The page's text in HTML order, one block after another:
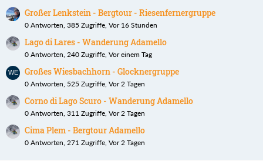
Großer Lenkstein - Bergtour - Riesenfernergruppe
0 Antworten, 385 Zugriffe, Vor 16 Stunden
Lago di Lares - Wanderung Adamello
0 Antworten, 240 Zugriffe, Vor einem Tag
Großes Wiesbachhorn - Glocknergruppe
0 Antworten, 525 Zugriffe, Vor 2 Tagen
Corno di Lago Scuro - Wanderung Adamello
0 Antworten, 311 Zugriffe, Vor 2 Tagen
Cima Plem - Bergtour Adamello
0 Antworten, 271 Zugriffe, Vor 2 Tagen